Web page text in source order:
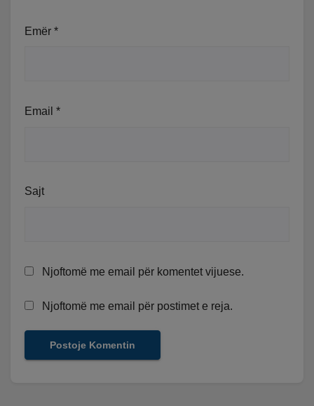
Emër *
Email *
Sajt
Njoftomë me email për komentet vijuese.
Njoftomë me email për postimet e reja.